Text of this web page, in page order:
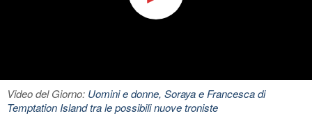
Video del Giorno: Uomini e donne, Soraya e Francesca di
Temptation Island tra le possibili nuove troniste